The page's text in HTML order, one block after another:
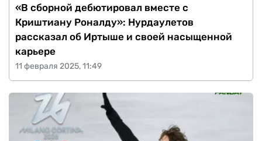
11 февраля 2025, 11:49
«В сборной дебютировал вместе с
Криштиану Роналду»: Нурдаулетов
рассказал об Иртыше и своей насыщенной
карьере